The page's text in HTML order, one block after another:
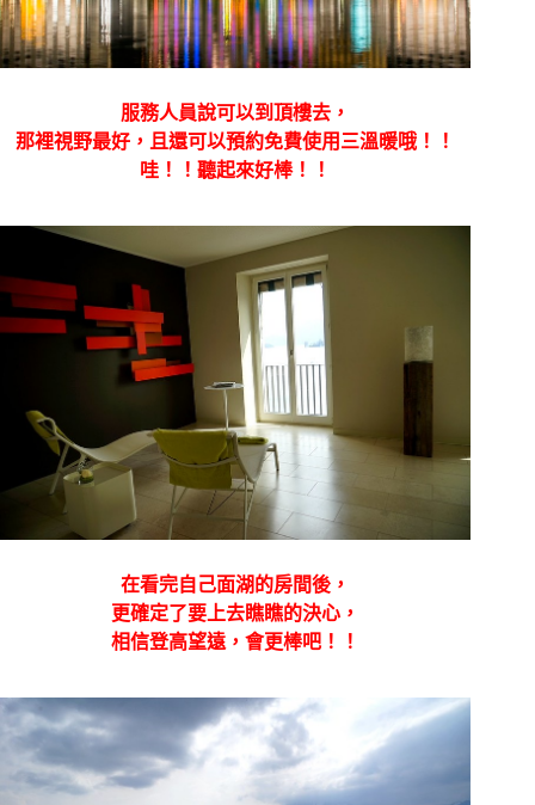
服務人員說可以到頂樓去，
那裡視野最好，且還可以預約免費使用三溫暖哦！！
哇！！聽起來好棒！！
在看完自己面湖的房間後，
更確定了要上去瞧瞧的決心，
相信登高望遠，會更棒吧！！